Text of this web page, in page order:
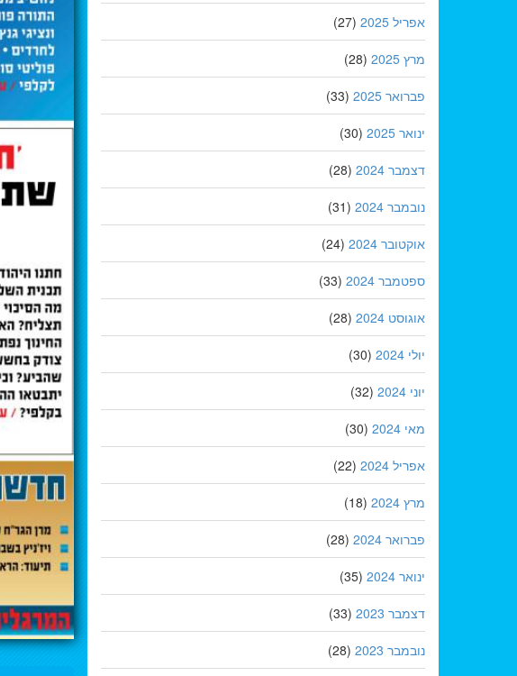
אפריל 2025 (27)
מרץ 2025 (28)
פברואר 2025 (33)
ינואר 2025 (30)
דצמבר 2024 (28)
נובמבר 2024 (31)
אוקטובר 2024 (24)
ספטמבר 2024 (33)
אוגוסט 2024 (28)
יולי 2024 (30)
יוני 2024 (32)
מאי 2024 (30)
אפריל 2024 (22)
מרץ 2024 (18)
פברואר 2024 (28)
ינואר 2024 (35)
דצמבר 2023 (33)
נובמבר 2023 (28)